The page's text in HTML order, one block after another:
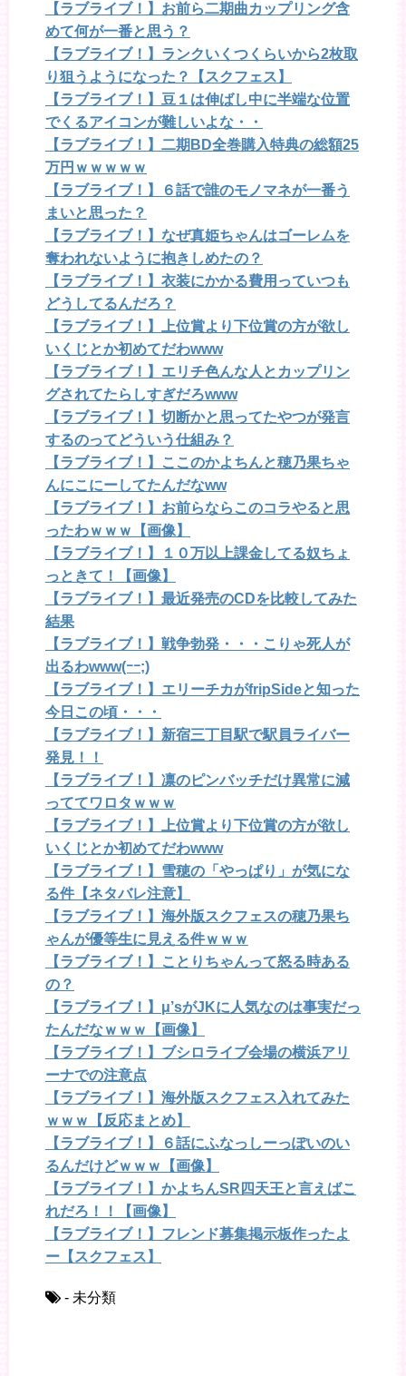
【ラブライブ！】お前ら二期曲カップリング含
めて何が一番と思う？
【ラブライブ！】ランクいくつくらいから2枚取
り狙うようになった？【スクフェス】
【ラブライブ！】豆１は伸ばし中に半端な位置
でくるアイコンが難しいよな・・
【ラブライブ！】二期BD全巻購入特典の総額25
万円ｗｗｗｗｗ
【ラブライブ！】６話で誰のモノマネが一番う
まいと思った？
【ラブライブ！】なぜ真姫ちゃんはゴーレムを
奪われないように抱きしめたの？
【ラブライブ！】衣装にかかる費用っていつも
どうしてるんだろ？
【ラブライブ！】上位賞より下位賞の方が欲し
いくじとか初めてだわwww
【ラブライブ！】エリチ色んな人とカップリン
グされてたらしすぎだろwww
【ラブライブ！】切断かと思ってたやつが発言
するのってどういう仕組み？
【ラブライブ！】ここのかよちんと穂乃果ちゃ
んにこにーしてたんだなww
【ラブライブ！】お前らならこのコラやると思
ったわｗｗｗ【画像】
【ラブライブ！】１０万以上課金してる奴ちょ
っときて！【画像】
【ラブライブ！】最近発売のCDを比較してみた
結果
【ラブライブ！】戦争勃発・・・こりゃ死人が
出るわwww(ｰｰ;)
【ラブライブ！】エリーチカがfripSideと知った
今日この頃・・・
【ラブライブ！】新宿三丁目駅で駅員ライバー
発見！！
【ラブライブ！】凛のピンバッチだけ異常に減
っててワロタｗｗｗ
【ラブライブ！】上位賞より下位賞の方が欲し
いくじとか初めてだわwww
【ラブライブ！】雪穂の「やっぱり」が気にな
る件【ネタバレ注意】
【ラブライブ！】海外版スクフェスの穂乃果ち
ゃんが優等生に見える件ｗｗｗ
【ラブライブ！】ことりちゃんって怒る時ある
の？
【ラブライブ！】μ’sがJKに人気なのは事実だっ
たんだなｗｗｗ【画像】
【ラブライブ！】ブシロライブ会場の横浜アリ
ーナでの注意点
【ラブライブ！】海外版スクフェス入れてみた
ｗｗｗ【反応まとめ】
【ラブライブ！】６話にふなっしーっぽいのい
るんだけどｗｗｗ【画像】
【ラブライブ！】かよちんSR四天王と言えばこ
れだろ！！【画像】
【ラブライブ！】フレンド募集掲示板作ったよ
ー【スクフェス】
- 未分類